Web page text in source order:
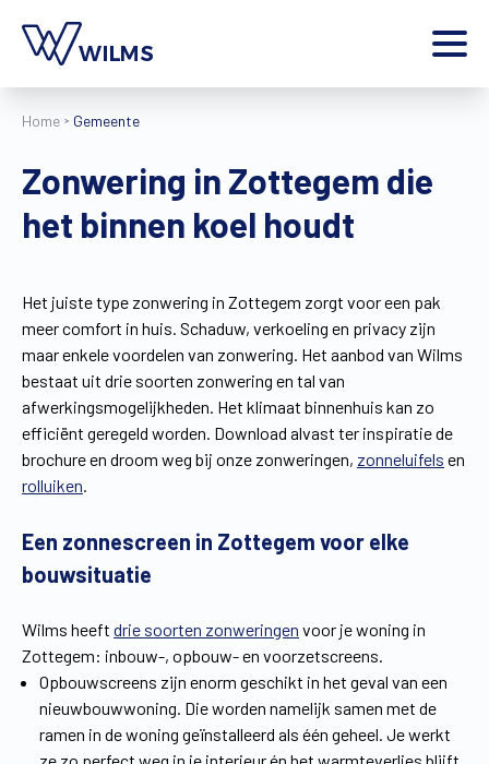
Home
Producten
Contact
Extra
Jobs
Wilms World
NL
Home Gemeente
Zonwering in Zottegem die
het binnen koel houdt
Het juiste type zonwering in Zottegem zorgt voor een pak
meer comfort in huis. Schaduw, verkoeling en privacy zijn
maar enkele voordelen van zonwering. Het aanbod van Wilms
bestaat uit drie soorten zonwering en tal van
afwerkingsmogelijkheden. Het klimaat binnenhuis kan zo
efficiënt geregeld worden. Download alvast ter inspiratie de
brochure en droom weg bij onze zonweringen, zonneluifels en
rolluiken.
Een zonnescreen in Zottegem voor elke
bouwsituatie
Wilms heeft drie soorten zonweringen voor je woning in
Zottegem: inbouw-, opbouw- en voorzetscreens.
Opbouwscreens zijn enorm geschikt in het geval van een
nieuwbouwwoning. Die worden namelijk samen met de
ramen in de woning geïnstalleerd als één geheel. Je werkt